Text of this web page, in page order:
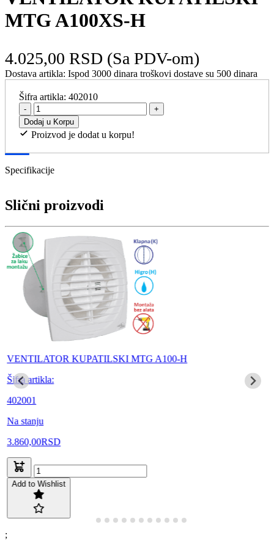
MTG A100XS-H
4.025,00 RSD (Sa PDV-om)
Dostava artikla: Ispod 3000 dinara troškovi dostave su 500 dinara
Šifra artikla:402010
-
+
Dodaj u Korpu
Proizvod je dodat u korpu!
Specifikacije
Slični proizvodi
VENTILATOR KUPATILSKI MTG A100-H
Šifra artikla:
402001
Na stanju
3.860,00RSD
Add to Wishlist
;